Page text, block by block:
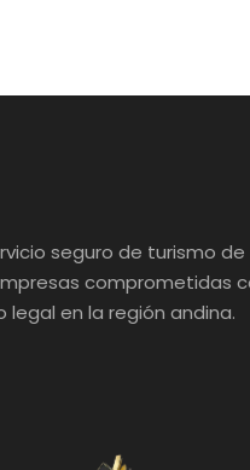
seguro de turismo de
comprometidas
legal en la región andina.